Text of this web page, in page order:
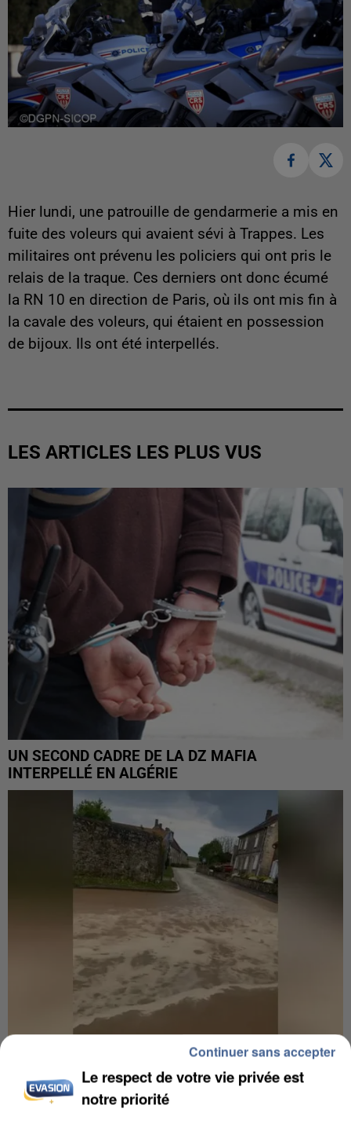
Hier lundi, une patrouille de gendarmerie a mis en
fuite des voleurs qui avaient sévi à Trappes. Les
militaires ont prévenu les policiers qui ont pris le
relais de la traque. Ces derniers ont donc écumé
la RN 10 en direction de Paris, où ils ont mis fin à
la cavale des voleurs, qui étaient en possession
de bijoux. Ils ont été interpellés.
LES ARTICLES LES PLUS VUS
UN SECOND CADRE DE LA DZ MAFIA
INTERPELLÉ EN ALGÉRIE
UNE TOURISTE DE L’OISE EMPORTÉE PAR UNE
COULÉE DE BOUE EN HAUTE-SAVOIE
Le respect de votre vie privée est
notre priorité
Continuer sans accepter